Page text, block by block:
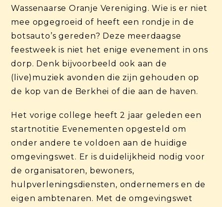
Wassenaarse Oranje Vereniging. Wie is er niet
mee opgegroeid of heeft een rondje in de
botsauto’s gereden? Deze meerdaagse
feestweek is niet het enige evenement in ons
dorp. Denk bijvoorbeeld ook aan de
(live)muziek avonden die zijn gehouden op
de kop van de Berkhei of die aan de haven.
Het vorige college heeft 2 jaar geleden een
startnotitie Evenementen opgesteld om
onder andere te voldoen aan de huidige
omgevingswet. Er is duidelijkheid nodig voor
de organisatoren, bewoners,
hulpverleningsdiensten, ondernemers en de
eigen ambtenaren. Met de omgevingswet